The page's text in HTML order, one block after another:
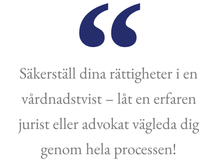
Säkerställ dina rättigheter i en
vårdnadstvist – låt en erfaren
jurist eller advokat vägleda dig
genom hela processen!